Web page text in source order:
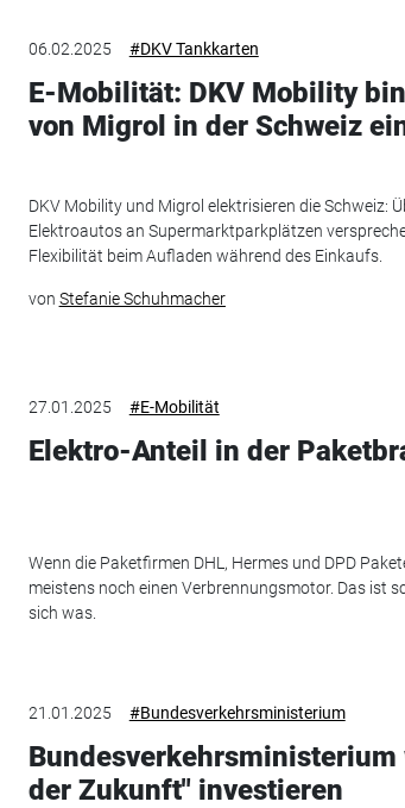
06.02.2025 #DKV Tankkarten
E-Mobilität: DKV Mobility
von Migrol in der Schweiz
DKV Mobility und Migrol elektrisieren die Schweiz:
Elektroautos an Supermarktparkplätzen
Flexibilität beim Aufladen während des Einkaufs.
von Stefanie Schuhmacher
27.01.2025 #E-Mobilität
Elektro-Anteil in der
Wenn die Paketfirmen DHL, Hermes und DPD
meistens noch einen Verbrennungsmotor. Das ist
sich was.
21.01.2025 #Bundesverkehrsministerium
der Zukunft" investieren